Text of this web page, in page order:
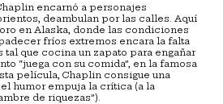
encarnó a personajes
deambulan por las calles. Aquí
en Alaska, donde las condiciones
fríos extremos encara la falta
tal que cocina un zapato para engañar
“juega con su comida”, en la famosa
película, Chaplin consigue una
humor empuja la crítica (a la
de riquezas”).